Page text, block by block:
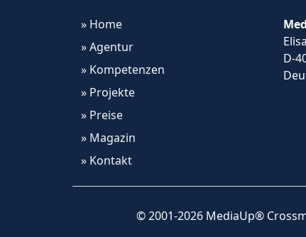
» Home
» Agentur
» Kompetenzen
» Projekte
» Preise
» Magazin
» Kontakt
D-
© 2001-2026 MediaUp®